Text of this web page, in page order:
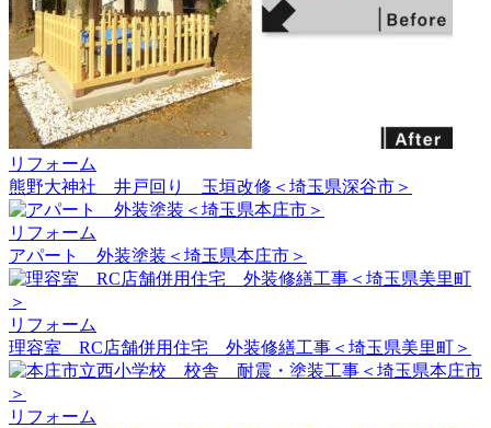
リフォーム
熊野大神社 井戸回り 玉垣改修＜埼玉県深谷市＞
リフォーム
アパート 外装塗装＜埼玉県本庄市＞
リフォーム
理容室 RC店舗併用住宅 外装修繕工事＜埼玉県美里町＞
リフォーム